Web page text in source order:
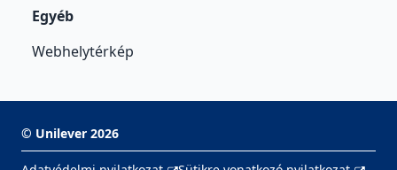
Egyéb
Webhelytérkép
© Unilever 2026